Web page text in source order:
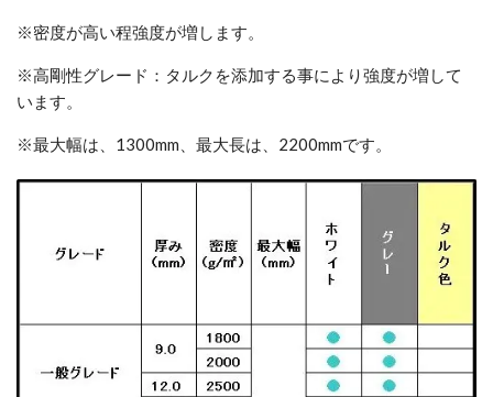
※密度が高い程強度が増します。
※高剛性グレード：タルクを添加する事により強度が増して
います。
※最大幅は、1300mm、最大長は、2200mmです。